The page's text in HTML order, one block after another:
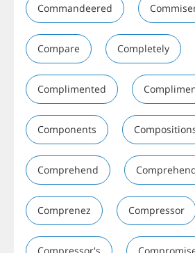
Commandeered
Compare Completely
Complimented
Components
Comprehend
Comprenez Compressor